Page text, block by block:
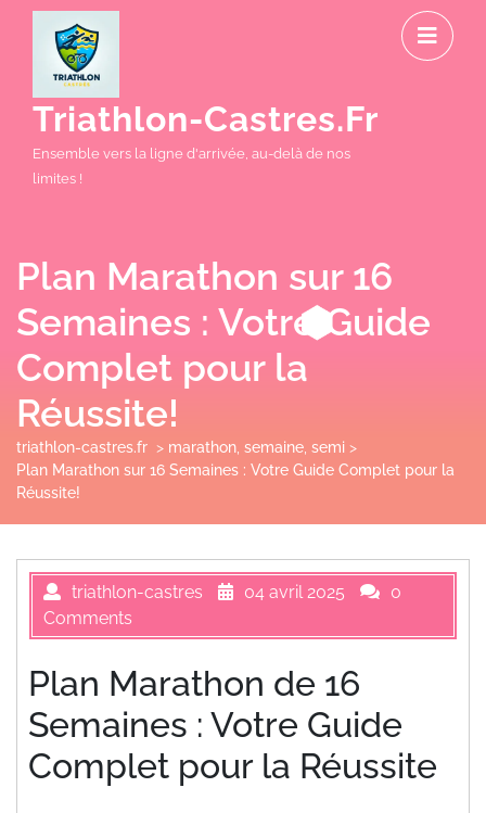
Triathlon-Castres.fr
Ensemble vers la ligne d'arrivée, au-delà de nos
limites !
Plan Marathon sur 16
Semaines : Votre Guide
Complet pour la
Réussite!
triathlon-castres.fr > marathon semaine semi >
Plan Marathon sur 16 Semaines : Votre Guide Complet pour la
Réussite!
triathlon-castres 04 avril 2025
0
Comments
Plan Marathon de 16
Semaines : Votre Guide
Complet pour la Réussite